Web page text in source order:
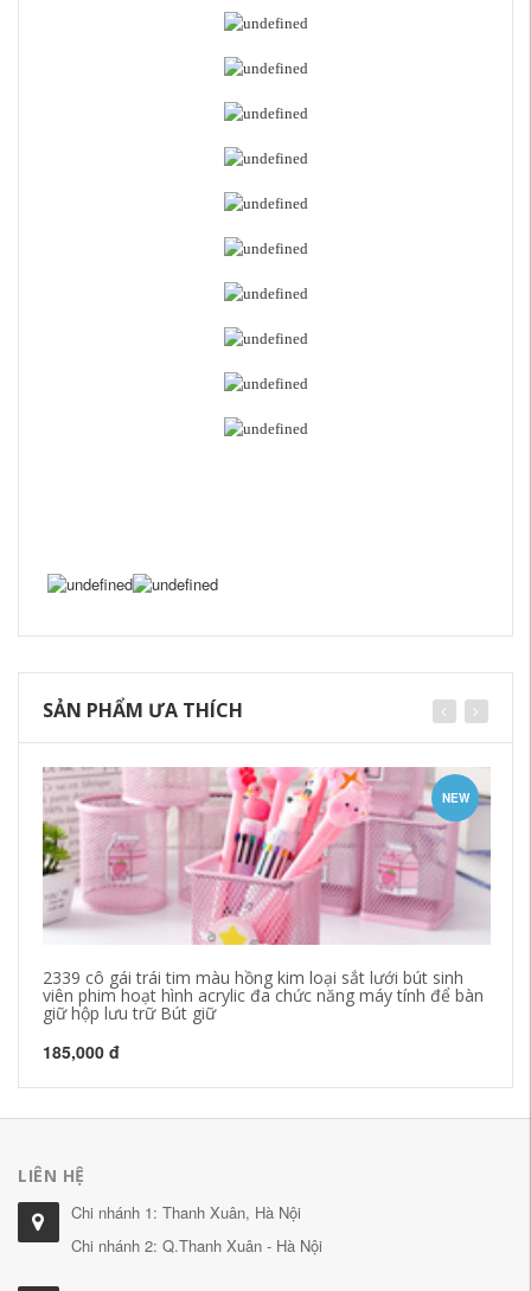
SẢN PHẨM ƯA THÍCH
NEW
2339 cô gái trái tim màu hồng kim loại sắt lưới bút sinh
viên phim hoạt hình acrylic đa chức năng máy tính để bàn
giữ hộp lưu trữ Bút giữ
185,000 đ
LIÊN HỆ
Chi nhánh 1: Thanh Xuân, Hà Nội
Chi nhánh 2: Q.Thanh Xuân - Hà Nội